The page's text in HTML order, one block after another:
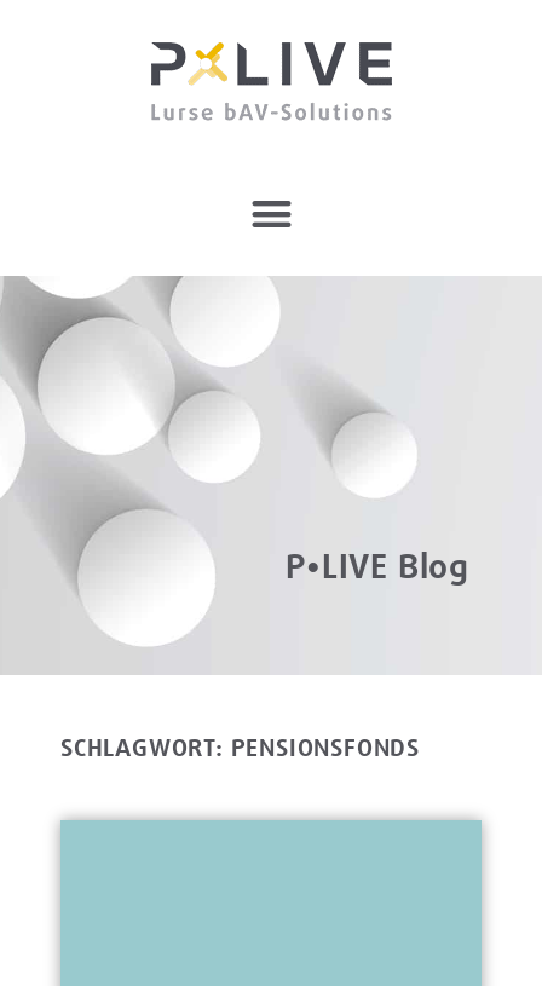
P•LIVE Blog
SCHLAGWORT: PENSIONSFONDS